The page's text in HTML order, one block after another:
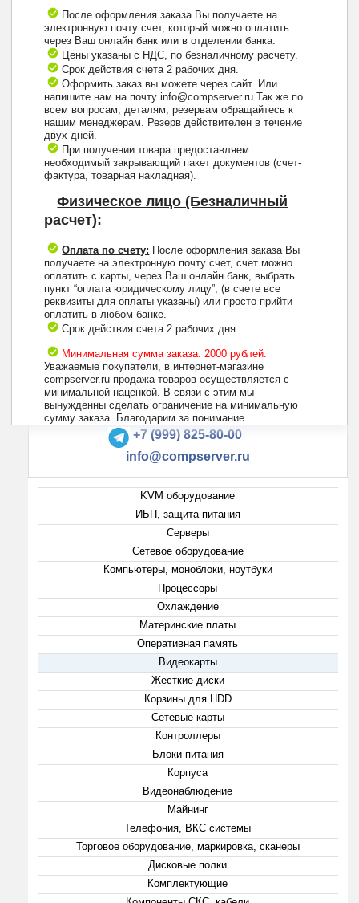
После оформления заказа Вы получаете на
электронную почту счет, который можно оплатить
через Ваш онлайн банк или в отделении банка.
Цены указаны с НДС, по безналичному расчету.
Срок действия счета 2 рабочих дня.
Оформить заказ вы можете через сайт. Или
напишите нам на почту info@compserver.ru Так же по
всем вопросам, деталям, резервам обращайтесь к
нашим менеджерам. Резерв действителен в течение
двух дней.
При получении товара предоставляем
необходимый закрывающий пакет документов (счет-
фактура, товарная накладная).
Физическое лицо (Безналичный
расчет):
Оплата по счету: После оформления заказа Вы
получаете на электронную почту счет, счет можно
оплатить с карты, через Ваш онлайн банк, выбрать
пункт “оплата юридическому лицу”, (в счете все
реквизиты для оплаты указаны) или просто прийти
оплатить в любом банке.
Срок действия счета 2 рабочих дня.
Минимальная сумма заказа: 2000 рублей.
Уважаемые покупатели, в интернет-магазине
compserver.ru продажа товаров осуществляется с
минимальной наценкой. В связи с этим мы
вынужденны сделать ограничение на минимальную
сумму заказа. Благодарим за понимание.
+7 (495) 223-13-47
+7 (999) 825-80-00
info@compserver.ru
KVM оборудование
ИБП, защита питания
Серверы
Сетевое оборудование
Компьютеры, моноблоки, ноутбуки
Процессоры
Охлаждение
Материнские платы
Оперативная память
Видеокарты
Жесткие диски
Корзины для HDD
Сетевые карты
Контроллеры
Блоки питания
Корпуса
Видеонаблюдение
Майнинг
Телефония, ВКС системы
Торговое оборудование, маркировка, сканеры
Дисковые полки
Комплектующие